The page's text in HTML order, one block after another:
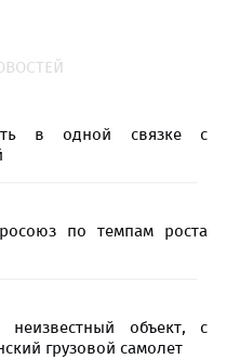
в одной связке с
по темпам роста
объект, с
грузовой самолет